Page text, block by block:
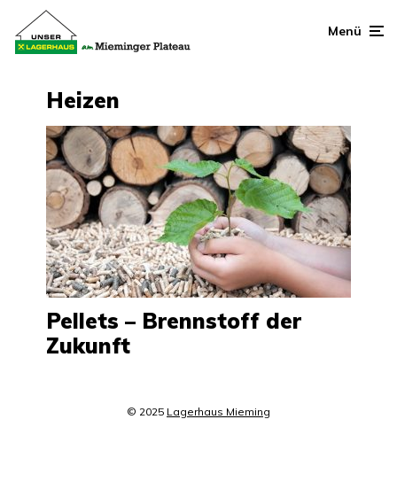
Menü
Heizen
Pellets – Brennstoff der
Zukunft
© 2025 Lagerhaus Mieming